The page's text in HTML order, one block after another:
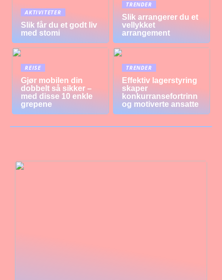
AKTIVITETER
Slik får du et godt liv
med stomi
TRENDER
Slik arrangerer du et
vellykket
arrangement
REISE
Gjør mobilen din
dobbelt så sikker –
med disse 10 enkle
grepene
TRENDER
Effektiv lagerstyring
skaper
konkurransefortrinn
og motiverte ansatte